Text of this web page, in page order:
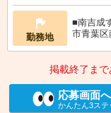
勤務地
■南吉成
市青葉
掲載終了まで
応募画面
かんたん3ステ